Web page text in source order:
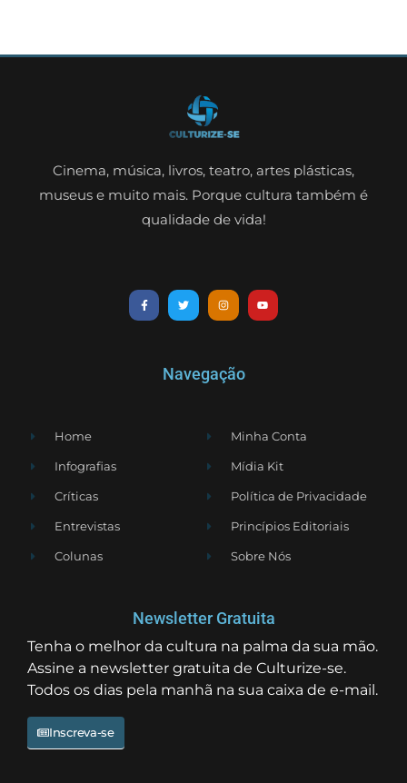
Cinema, música, livros, teatro, artes plásticas,
museus e muito mais. Porque cultura também é
qualidade de vida!
Navegação
Home
Infografias
Críticas
Entrevistas
Colunas
Minha Conta
Mídia Kit
Política de Privacidade
Princípios Editoriais
Sobre Nós
Newsletter Gratuita
Tenha o melhor da cultura na palma da sua mão.
Assine a newsletter gratuita de Culturize-se.
Todos os dias pela manhã na sua caixa de e-mail.
Inscreva-se